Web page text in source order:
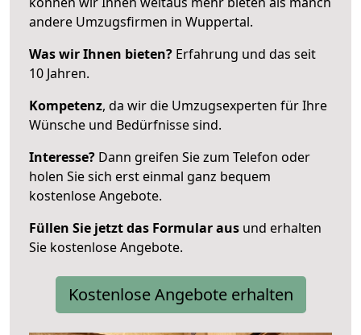
andere Umzugsfirmen in Wuppertal.
Was wir Ihnen bieten? Erfahrung und das seit
10 Jahren.
Kompetenz, da wir die Umzugsexperten für Ihre
Wünsche und Bedürfnisse sind.
Interesse? Dann greifen Sie zum Telefon oder
holen Sie sich erst einmal ganz bequem
kostenlose Angebote.
Füllen Sie jetzt das Formular aus und erhalten
Sie kostenlose Angebote.
Kostenlose Angebote erhalten